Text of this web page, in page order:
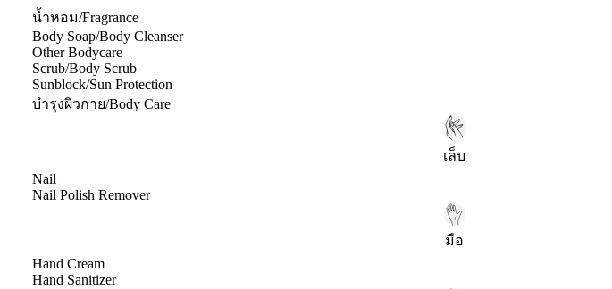
น้ำหอม/Fragrance
Body Soap/Body Cleanser
Other Bodycare
Scrub/Body Scrub
Sunblock/Sun Protection
บำรุงผิวกาย/Body Care
เล็บ
Nail
Nail Polish Remover
มือ
Hand Cream
Hand Sanitizer